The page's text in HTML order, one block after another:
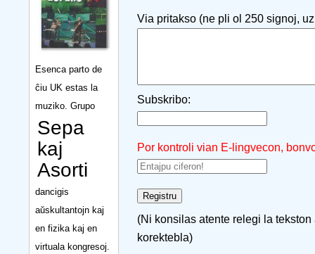
Esenca parto de
ĉiu UK estas la
muziko. Grupo
Sepa
kaj
Asorti
dancigis
aŭskultantojn kaj
en fizika kaj en
virtuala kongresoj.
Via pritakso (ne pli ol 250 signoj,
Subskribo:
Por kontroli vian E-lingvecon,
(Ni konsilas atente relegi la
korektebla)